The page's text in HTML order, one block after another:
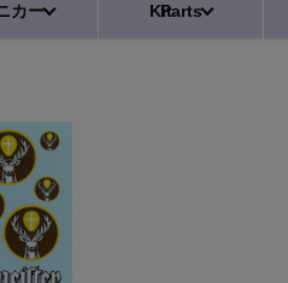
カー KitParts